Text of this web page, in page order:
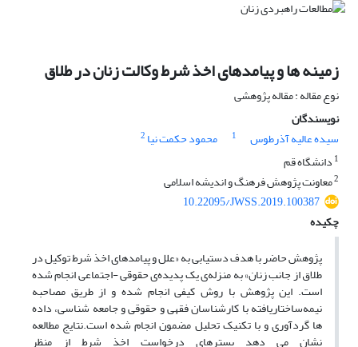
زمینه ها و پیامدهای اخذ شرط وکالت زنان در طلاق
نوع مقاله : مقاله پژوهشی
نویسندگان
سیده عالیه آذرطوس
1 محمود حکمت نیا 2
1 دانشگاه قم
2معاونت پژوهش فرهنگ و اندیشه اسلامی
10.22095/JWSS.2019.100387
چکیده
پژوهش حاضر با هدف دستیابی به «علل و پیامدهای اخذ شرط توکیل در
طلاق از جانب زنان» به منزله‌ی یک پدیده‌ی حقوقی -اجتماعی انجام شده
است. این پژوهش با روش کیفی انجام شده و از طریق مصاحبه
نیمه‌ساختاریافته با کارشناسان فقهی و حقوقی و جامعه شناسی، داده
ها گردآوری و با تکنیک تحلیل مضمون انجام شده است.نتایج مطالعه
نشان می دهد بسترهای درخواست اخذ شرط از منظر